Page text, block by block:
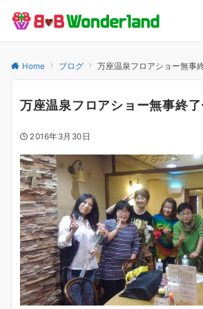
Home ブログ 万座温泉フロアショー無事
万座温泉フロアショー無事終
2016年3月30日